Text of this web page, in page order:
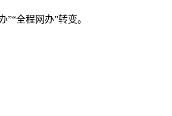
全程网办”转变。